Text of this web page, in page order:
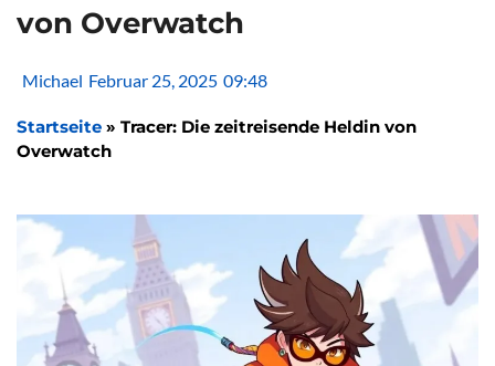
von Overwatch
Michael Februar 25, 2025 09:48
Startseite » Tracer: Die zeitreisende Heldin von
Overwatch